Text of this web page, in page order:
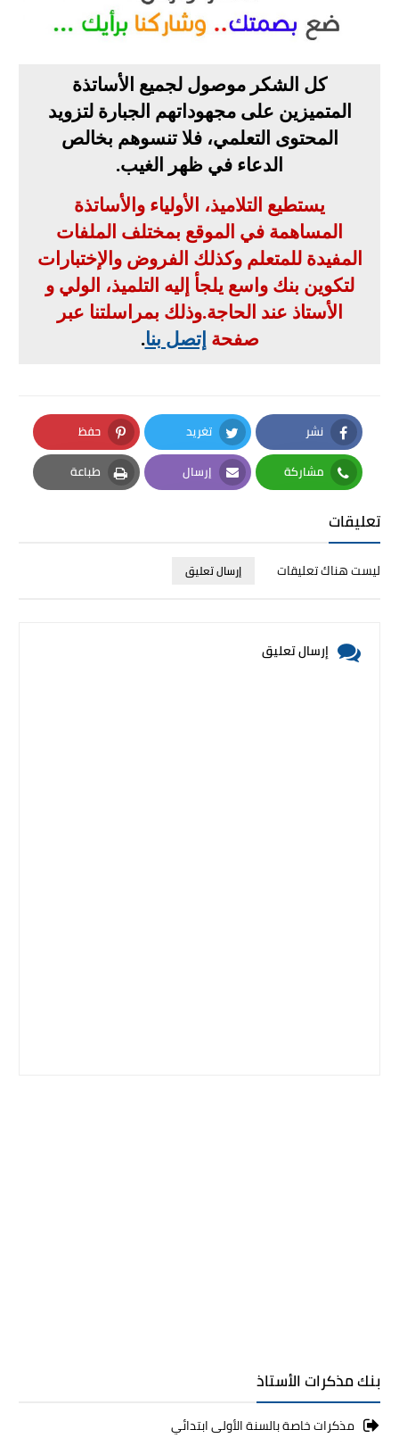
كل الشكر موصول لجميع الأساتذة
المتميزين على مجهوداتهم الجبارة لتزويد
المحتوى التعلمي، فلا تنسوهم بخالص
الدعاء في ظهر الغيب.
يستطيع التلاميذ، الأولياء والأساتذة
المساهمة في الموقع بمختلف الملفات
المفيدة للمتعلم وكذلك الفروض والإختبارات
لتكوين بنك واسع يلجأ إليه التلميذ، الولي و
الأستاذ عند الحاجة.وذلك بمراسلتنا عبر
صفحة إتصل بنا.
نشر
Facebook
تغريد
Twitter
حفظ
Pinterest
مشاركة
Whatsapp
إرسال
Email
طباعة
Print
تعليقات
ليست هناك تعليقات إرسال تعليق
إرسال تعليق
بنك مذكرات الأستاذ
مذكرات خاصة بالسنة الأولى ابتدائي